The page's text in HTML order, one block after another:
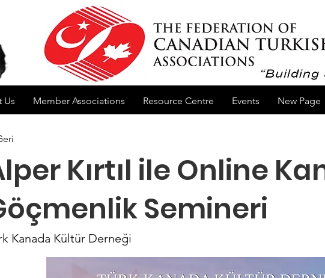
Us Member Associations Resource Centre Events New Page
Kırtıl ile Online
Semineri
Kanada Kültür Derneği